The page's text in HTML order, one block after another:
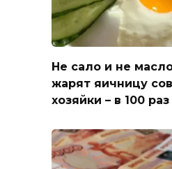
Не сало и не
жарят яичницу
хозяйки – в 100